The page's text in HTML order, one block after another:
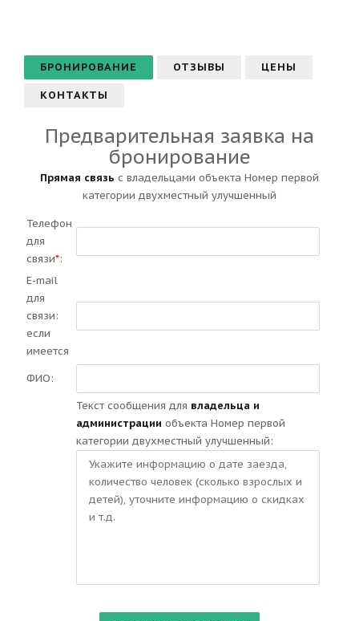
БРОНИРОВАНИЕ ОТЗЫВЫ ЦЕНЫ
КОНТАКТЫ
Предварительная заявка на
бронирование
Прямая связь с владельцами объекта Номер первой
категории двухместный улучшенный
Телефон
для
связи*:
E-mail
для
связи:
если
имеется
ФИО:
Текст сообщения для владельца и
администрации объекта Номер первой
категории двухместный улучшенный: